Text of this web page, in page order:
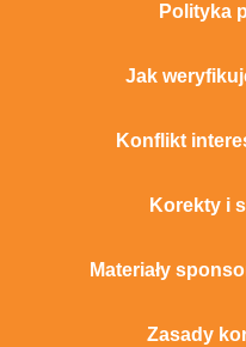
Polityka
Jak
Konflikt
Korekty i
Materiały
Zasady